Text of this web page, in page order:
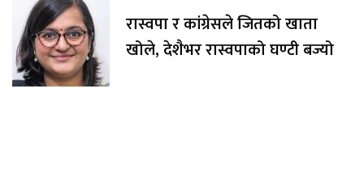
रास्वपा र कांग्रेसले जितको खाता
खोले, देशैभर रास्वपाको घण्टी बज्यो